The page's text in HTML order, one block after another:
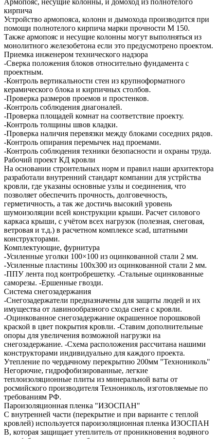
Армопояс, несущие колонны, и домоход из полнотелого
кирпича
Устройство армопояса, колонн и дымохода производится при
помощи полнотелого кирпича марки прочности М 150.
Также армопояс и несущие колонны могут выполняться из
монолитного железобетона если это предусмотрено проектом.
Приемка инженером технического надзора
-Сверка положения блоков относительно фундамента с
проектным.
-Контроль вертикальности стен из крупноформатного
керамического блока и кирпичных столбов.
-Проверка размеров проемов и простенков.
-Контроль соблюдения диагоналей.
-Проверка площадей комнат на соответствие проекту.
-Контроль толщины швов кладки.
-Проверка наличия перевязки между блоками соседних рядов.
-Контроль опирания перемычек над проемами.
-Контроль соблюдения техники безопасности и охраны труда.
Рабочий проект КД кровли
На основании строительных норм и правил наши архитектора
разработали внутренний стандарт компании для устрйства
кровли, где указаны основные узлы и соединения, что
позволяет обеспечить прочность, долговечность,
герметичность, а так же достичь высокий уровень
шумоизоляции всей конструкции крыши. Расчет силового
каркаса крыши, с учётом всех нагрузок (полезная, снеговая,
ветровая и т.д.) в расчетном комплексе scad, штатными
конструкторами.
Комплектующие, фурнитура
-Усиленные уголки 100×100 из оцинкованной стали 2 мм.
-Усиленные пластины 100х300 из оцинкованной стали 2 мм.
-ППУ лента под контробрешетку. -Стальные оцинкованные
саморезы. -Ершенные гвозди.
Система снегозадержания
-Снегозадержатели предназначены для защиты людей и их
имущества от лавинообразного схода снега с кровли.
-Оцинкованное снегозадержание окрашенное порошковой
краской в цвет покрытия кровли. -Ставим дополнительные
опоры для увеличения возможной нагрузки на
снегозадержание. -Схема расположения рассчитана нашими
конструкторами индивидуально для каждого проекта.
Утепление по чердачному перекрытию 200мм "Технониколь"
Негорючие, гидрофобизированные, легкие
теплоизоляционные плиты из минеральной ваты от
росмийского производителя Технониколь, изготовляемые по
требованиям РФ.
Пароизоляционная пленка "ИЗОСПАН"
С внутренней части (перекрытие и при варианте с теплой
кровлей) используется пароизоляционная пленка ИЗОСПАН
В, которая защищает утеплитель от проникновения водяного